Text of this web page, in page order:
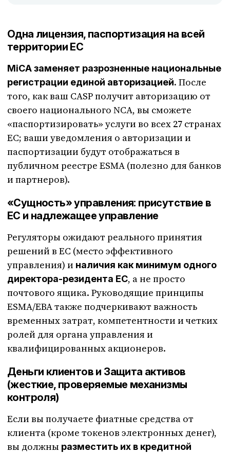
Одна лицензия, паспортизация на всей
территории ЕС
MiCA заменяет разрозненные национальные
регистрации единой авторизацией. После
того, как ваш CASP получит авторизацию от
своего национального NCA, вы сможете
«паспортизировать» услуги во всех 27 странах
ЕС; ваши уведомления о авторизации и
паспортизации будут отображаться в
публичном реестре ESMA (полезно для банков
и партнеров).
«Сущность» управления: присутствие в
ЕС и надлежащее управление
Регуляторы ожидают реального принятия
решений в ЕС (место эффективного
управления) и наличия как минимум одного
директора-резидента ЕС, а не просто
почтового ящика. Руководящие принципы
ESMA/EBA также подчеркивают важность
временных затрат, компетентности и четких
ролей для органа управления и
квалифицированных акционеров.
Деньги клиентов и Защита активов
(жесткие, проверяемые механизмы
контроля)
Если вы получаете фиатные средства от
клиента (кроме токенов электронных денег),
вы должны разместить их в кредитной